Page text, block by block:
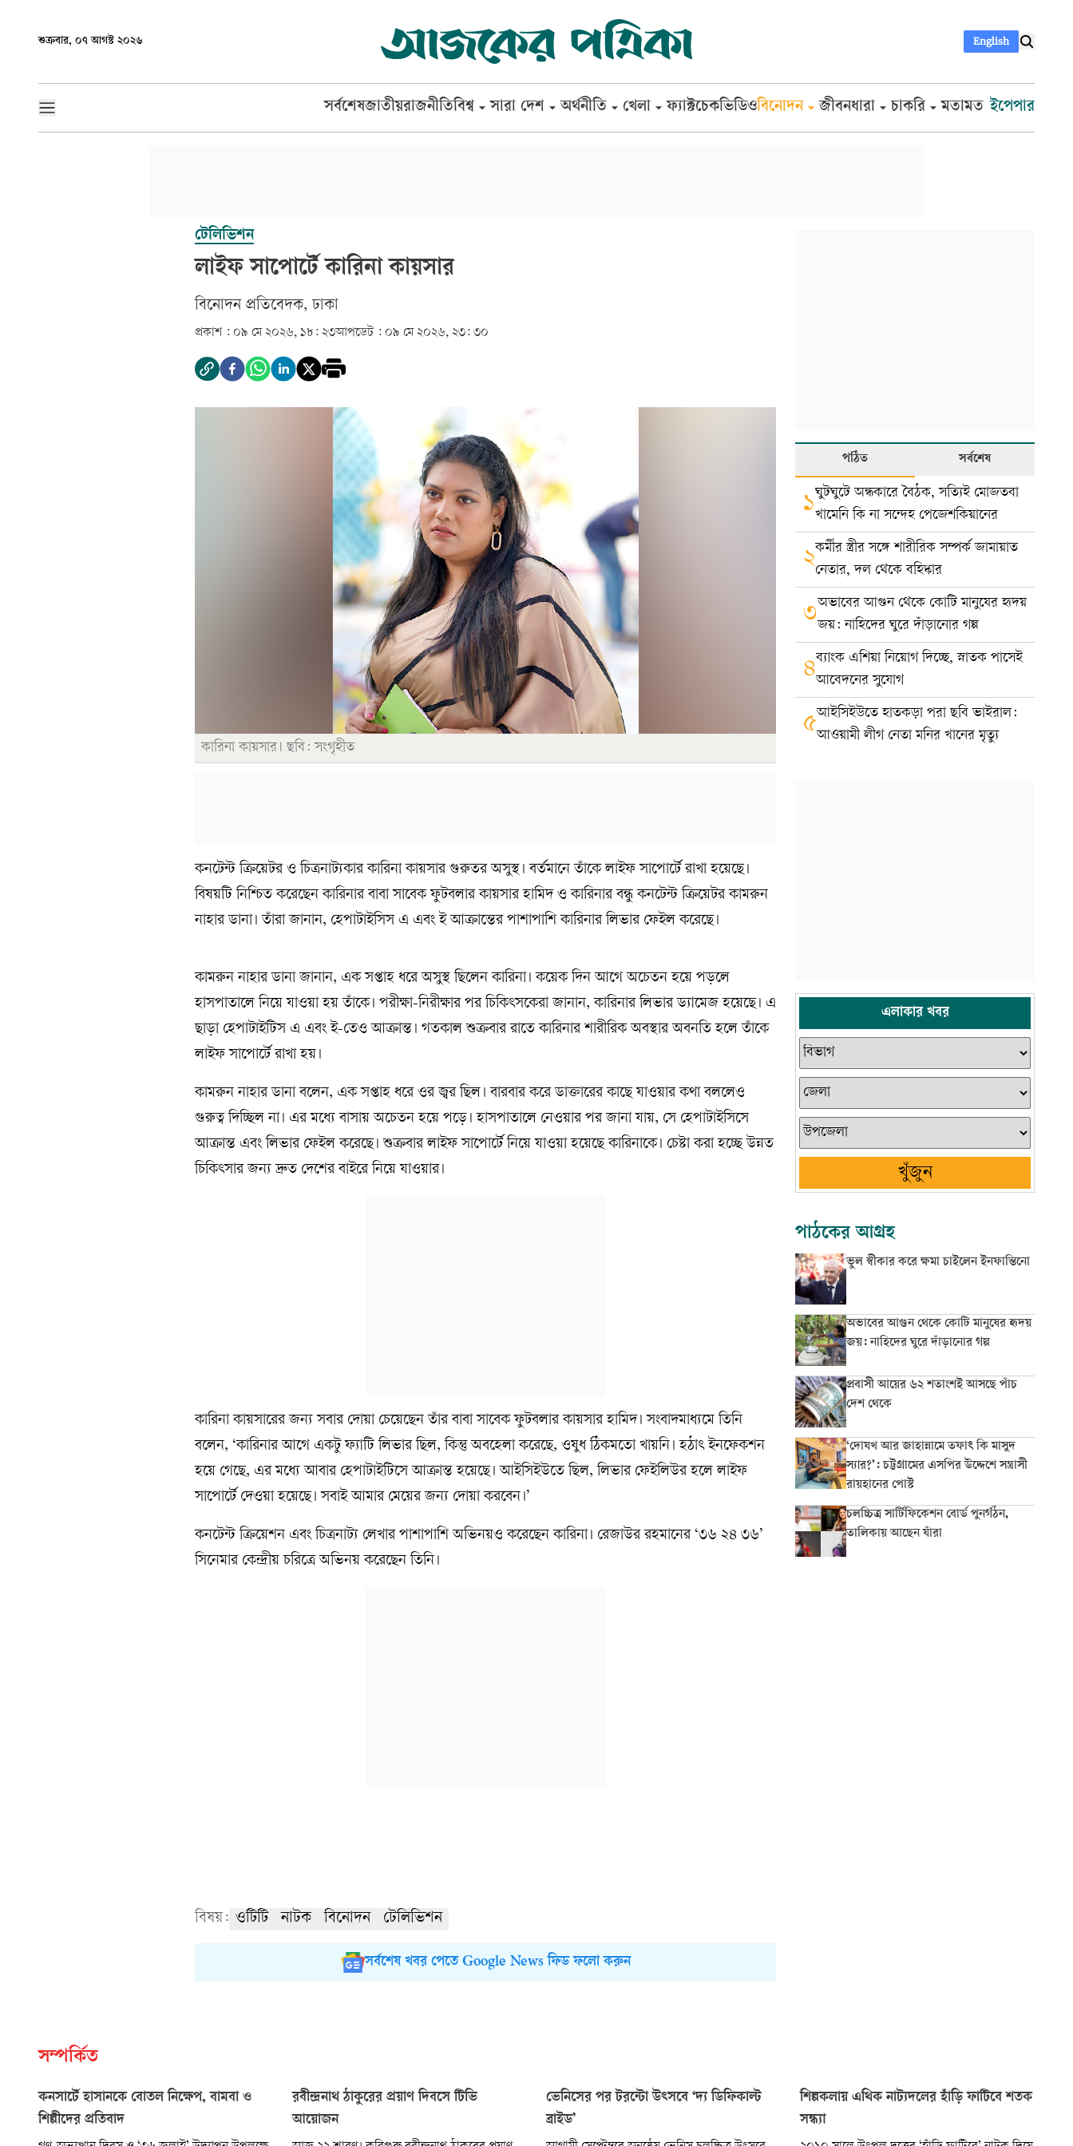
শুক্রবার, ০৭ আগস্ট ২০২৬ English
সর্বশেষজাতীয়রাজনীতিবিশ্ব সারা দেশ অর্থনীতি খেলা ফ্যাক্টচেকভিডিওবিনোদন জীবনধারা চাকরি মতামত ইপেপার
টেলিভিশন
লাইফ সাপোর্টে কারিনা কায়সার
বিনোদন প্রতিবেদক, ঢাকা
প্রকাশ : ০৯ মে ২০২৬, ১৮: ২৩আপডেট : ০৯ মে ২০২৬, ২৩: ৩০
কারিনা কায়সার। ছবি: সংগৃহীত
কনটেন্ট ক্রিয়েটর ও চিত্রনাট্যকার কারিনা কায়সার গুরুতর অসুস্থ। বর্তমানে তাঁকে লাইফ সাপোর্টে রাখা হয়েছে।
বিষয়টি নিশ্চিত করেছেন কারিনার বাবা সাবেক ফুটবলার কায়সার হামিদ ও কারিনার বন্ধু কনটেন্ট ক্রিয়েটর কামরুন
নাহার ডানা। তাঁরা জানান, হেপাটাইসিস এ এবং ই আক্রান্তের পাশাপাশি কারিনার লিভার ফেইল করেছে।
কামরুন নাহার ডানা জানান, এক সপ্তাহ ধরে অসুস্থ ছিলেন কারিনা। কয়েক দিন আগে অচেতন হয়ে পড়লে
হাসপাতালে নিয়ে যাওয়া হয় তাঁকে। পরীক্ষা-নিরীক্ষার পর চিকিৎসকেরা জানান, কারিনার লিভার ড্যামেজ হয়েছে। এ
ছাড়া হেপাটাইটিস এ এবং ই-তেও আক্রান্ত। গতকাল শুক্রবার রাতে কারিনার শারীরিক অবস্থার অবনতি হলে তাঁকে
লাইফ সাপোর্টে রাখা হয়।
কামরুন নাহার ডানা বলেন, এক সপ্তাহ ধরে ওর জ্বর ছিল। বারবার করে ডাক্তারের কাছে যাওয়ার কথা বললেও
গুরুত্ব দিচ্ছিল না। এর মধ্যে বাসায় অচেতন হয়ে পড়ে। হাসপাতালে নেওয়ার পর জানা যায়, সে হেপাটাইসিসে
আক্রান্ত এবং লিভার ফেইল করেছে। শুক্রবার লাইফ সাপোর্টে নিয়ে যাওয়া হয়েছে কারিনাকে। চেষ্টা করা হচ্ছে উন্নত
চিকিৎসার জন্য দ্রুত দেশের বাইরে নিয়ে যাওয়ার।
কারিনা কায়সারের জন্য সবার দোয়া চেয়েছেন তাঁর বাবা সাবেক ফুটবলার কায়সার হামিদ। সংবাদমাধ্যমে তিনি
বলেন, ‘কারিনার আগে একটু ফ্যাটি লিভার ছিল, কিন্তু অবহেলা করেছে, ওষুধ ঠিকমতো খায়নি। হঠাৎ ইনফেকশন
হয়ে গেছে, এর মধ্যে আবার হেপাটাইটিসে আক্রান্ত হয়েছে। আইসিইউতে ছিল, লিভার ফেইলিউর হলে লাইফ
সাপোর্টে দেওয়া হয়েছে। সবাই আমার মেয়ের জন্য দোয়া করবেন।’
কনটেন্ট ক্রিয়েশন এবং চিত্রনাট্য লেখার পাশাপাশি অভিনয়ও করেছেন কারিনা। রেজাউর রহমানের ‘৩৬ ২৪ ৩৬’
সিনেমার কেন্দ্রীয় চরিত্রে অভিনয় করেছেন তিনি।
বিষয়: ওটিটি নাটক বিনোদন টেলিভিশন
সর্বশেষ খবর পেতে Google News ফিড ফলো করুন
পঠিত সর্বশেষ
১ঘুটঘুটে অন্ধকারে বৈঠক, সত্যিই মোজতবা
খামেনি কি না সন্দেহ পেজেশকিয়ানের
২কর্মীর স্ত্রীর সঙ্গে শারীরিক সম্পর্ক জামায়াত
নেতার, দল থেকে বহিষ্কার
৩অভাবের আগুন থেকে কোটি মানুষের হৃদয়
জয়: নাহিদের ঘুরে দাঁড়ানোর গল্প
৪ব্যাংক এশিয়া নিয়োগ দিচ্ছে, স্নাতক পাসেই
আবেদনের সুযোগ
৫আইসিইউতে হাতকড়া পরা ছবি ভাইরাল:
আওয়ামী লীগ নেতা মনির খানের মৃত্যু
এলাকার খবর
খুঁজুন
পাঠকের আগ্রহ
ভুল স্বীকার করে ক্ষমা চাইলেন ইনফান্তিনো
অভাবের আগুন থেকে কোটি মানুষের হৃদয়
জয়: নাহিদের ঘুরে দাঁড়ানোর গল্প
প্রবাসী আয়ের ৬২ শতাংশই আসছে পাঁচ
দেশ থেকে
‘দোযখ আর জাহান্নামে তফাৎ কি মাসুদ
স্যার?’: চট্টগ্রামের এসপির উদ্দেশে সন্ত্রাসী
রায়হানের পোস্ট
চলচ্চিত্র সার্টিফিকেশন বোর্ড পুনর্গঠন,
তালিকায় আছেন যাঁরা
সম্পর্কিত
কনসার্টে হাসানকে বোতল নিক্ষেপ, বামবা ও
শিল্পীদের প্রতিবাদ
রবীন্দ্রনাথ ঠাকুরের প্রয়াণ দিবসে টিভি
আয়োজন
ভেনিসের পর টরন্টো উৎসবে ‘দ্য ডিফিকাল্ট
ব্রাইড’
শিল্পকলায় এথিক নাট্যদলের হাঁড়ি ফাটিবে শতক
সন্ধ্যা